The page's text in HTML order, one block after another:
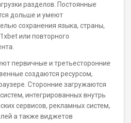
разделов. Постоянные
дольше и умеют
сохранения языка, страны,
или повторного
первичные и третьесторонние
создаются ресурсом,
Сторонние загружаются
интегрированных внутрь
сервисов, рекламных систем,
а также виджетов